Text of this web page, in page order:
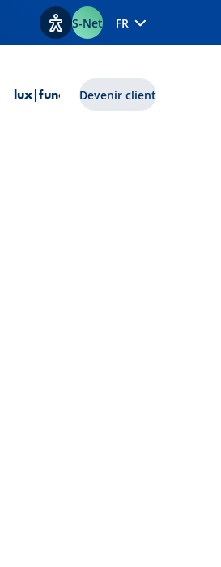
Afficher les options
S-Net FR
lux|funds Devenir client